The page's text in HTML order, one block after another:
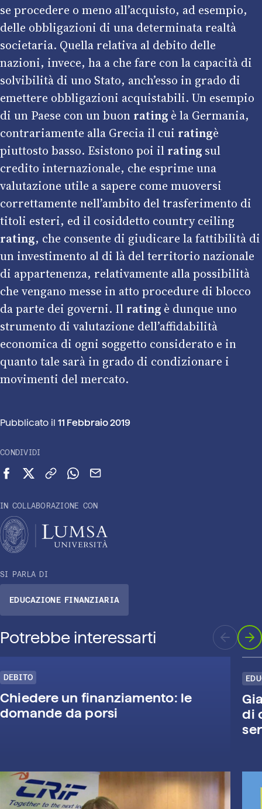
se procedere o meno all’acquisto, ad esempio,
delle obbligazioni di una determinata realtà
societaria. Quella relativa al debito delle
nazioni, invece, ha a che fare con la capacità di
solvibilità di uno Stato, anch’esso in grado di
emettere obbligazioni acquistabili. Un esempio
di un Paese con un buon rating è la Germania,
contrariamente alla Grecia il cui ratingè
piuttosto basso. Esistono poi il rating sul
credito internazionale, che esprime una
valutazione utile a sapere come muoversi
correttamente nell’ambito del trasferimento di
titoli esteri, ed il cosiddetto country ceiling
rating, che consente di giudicare la fattibilità di
un investimento al di là del territorio nazionale
di appartenenza, relativamente alla possibilità
che vengano messe in atto procedure di blocco
da parte dei governi. Il rating è dunque uno
strumento di valutazione dell’affidabilità
economica di ogni soggetto considerato e in
quanto tale sarà in grado di condizionare i
movimenti del mercato.
Pubblicato il 11 Febbraio 2019
CONDIVIDI
Condividi su Facebook
Condividi su X (Twitter)
Copia link
Condividi su WhatsApp
Invia via email
IN COLLABORAZIONE CON
SI PARLA DI
EDUCAZIONE FINANZIARIA
Potrebbe interessarti
DEBITO
Chiedere un finanziamento: le
domande da porsi
di